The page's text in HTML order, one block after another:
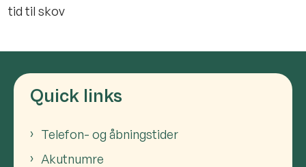
tid til skov
Quick links
Telefon- og åbningstider
Akutnumre